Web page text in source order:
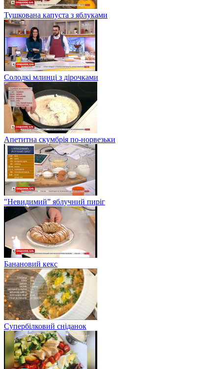
Тушкована капуста з яблуками
Солодкі млинці з дірочками
Апетитна скумбрія по-норвезьки
"Невидимий” яблучний пиріг
Банановий кекс
Супербілковий сніданок